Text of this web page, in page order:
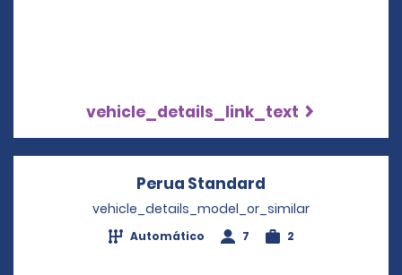
vehicle_details_link_text
Perua Standard
vehicle_details_model_or_similar
Automático 7 2